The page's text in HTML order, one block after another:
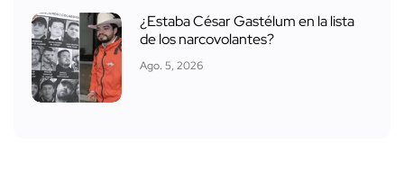
¿Estaba César Gastélum en la lista
de los narcovolantes?
Ago. 5, 2026